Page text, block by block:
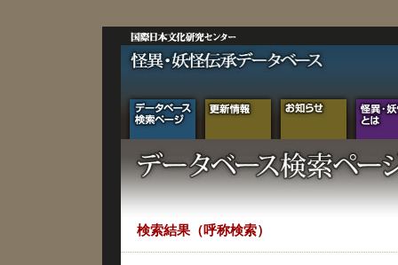
検索結果（呼称検索）